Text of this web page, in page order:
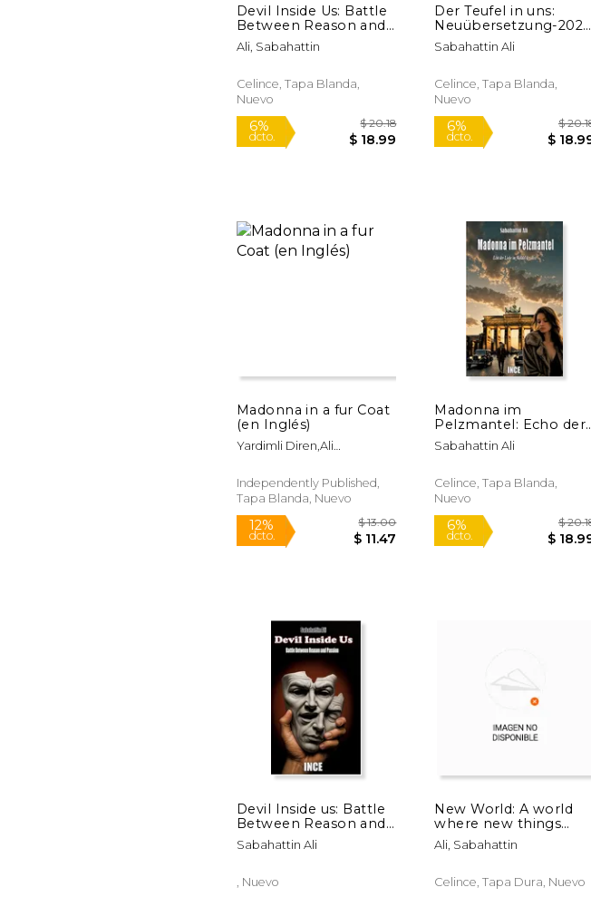
Devil Inside Us: Battle
Between Reason and
Passion (en Inglés)
Ali, Sabahattin
Celince, Tapa Blanda,
Nuevo
dcto. $ 18.99
Der Teufel in uns:
Neuübersetzung-2024
(en Alemán)
Sabahattin Ali
Celince, Tapa Blanda,
Nuevo
6%
dcto.
Madonna in a fur Coat
(en Inglés)
Yardimli Diren,Ali
Independently Published,
Tapa Blanda, Nuevo
12% $ 13.00
Madonna im
Pelzmantel: Echo der
Liebe im Wandel der
Zeit (en Alemán)
Sabahattin Ali
Celince, Tapa Blanda,
Nuevo
6%
Devil Inside us: Battle
Between Reason and
Passion
Sabahattin Ali
, Nuevo
New World: A world
where new things
grow quietly (en
Inglés)
Ali, Sabahattin
Celince, Tapa Dura, Nuevo